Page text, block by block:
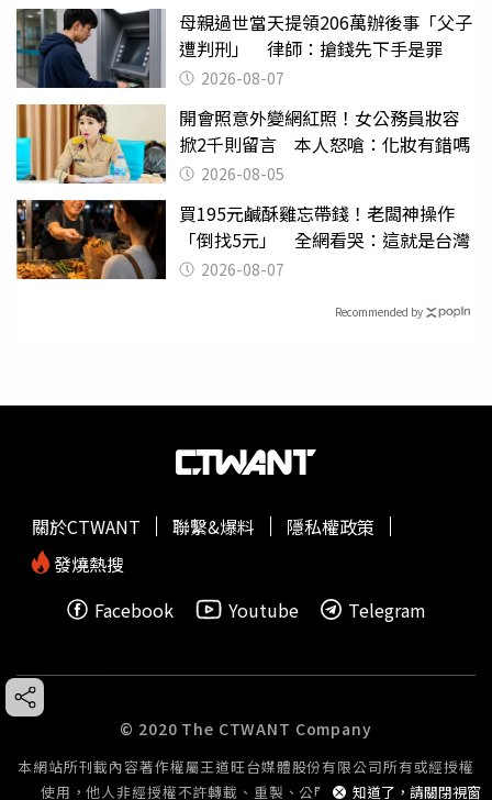
母親過世當天提領206萬辦後事「父子
遭判刑」 律師：搶錢先下手是罪
2026-08-07
開會照意外變網紅照！女公務員妝容
掀2千則留言 本人怒嗆：化妝有錯嗎
2026-08-05
買195元鹹酥雞忘帶錢！老闆神操作
「倒找5元」 全網看哭：這就是台灣
2026-08-07
Recommended by
知道了，請關閉視窗
關於CTWANT 聯繫&爆料
隱私權政策
發燒熱搜
Facebook
Youtube Telegram
© 2020 The CTWANT Company
本網站所刊載內容著作權屬王道旺台媒體股份有限公司所有或經授權
使用，他人非經授權不許轉載、重製、公開播送或公開傳輸。